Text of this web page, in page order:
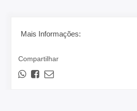
Mais Informações:
Compartilhar